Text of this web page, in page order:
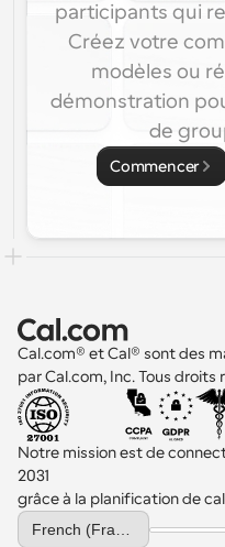
participants qui
Créez votre
modèles ou
démonstration
de
Commencer
Cal.com® et Cal® sont des
par Cal.com, Inc. Tous droits
Notre mission est de
2031
grâce à la planification de
Select Language